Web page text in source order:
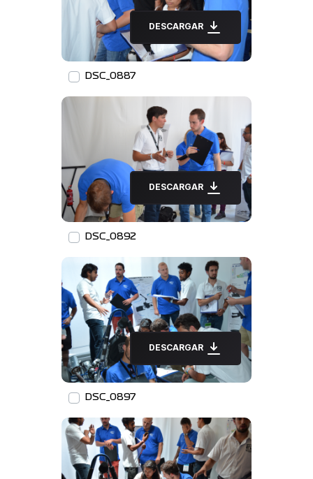
DESCARGAR
DSC_0887
DESCARGAR
DSC_0892
DESCARGAR
DSC_0897